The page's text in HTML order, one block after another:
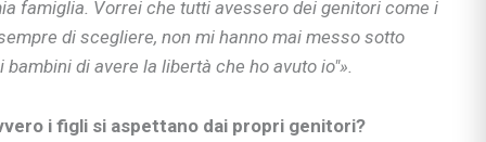
famiglia. Vorrei che tutti avessero dei genitori come i
di scegliere, non mi hanno mai messo sotto
di avere la libertà che ho avuto io"».
i figli si aspettano dai propri genitori?